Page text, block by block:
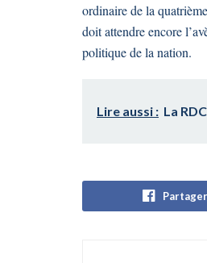
ordinaire de la
doit attendre encore
politique de la nation.
Lire aussi : La
Partager